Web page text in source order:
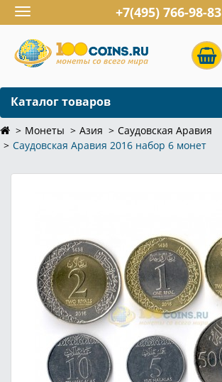
Toggle
navigation
+7(495) 766-98-83
Каталог товаров
Монеты Азия
Саудовская Аравия
Саудовская Аравия 2016 набор 6 монет